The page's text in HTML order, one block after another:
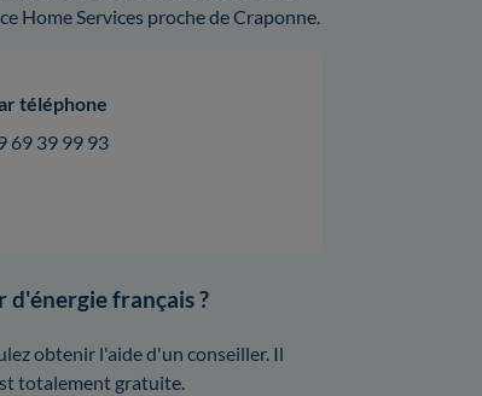
Home Services proche de Craponne.
téléphone
69 39 99 93
d'énergie français ?
obtenir l'aide d'un conseiller. Il
totalement gratuite.